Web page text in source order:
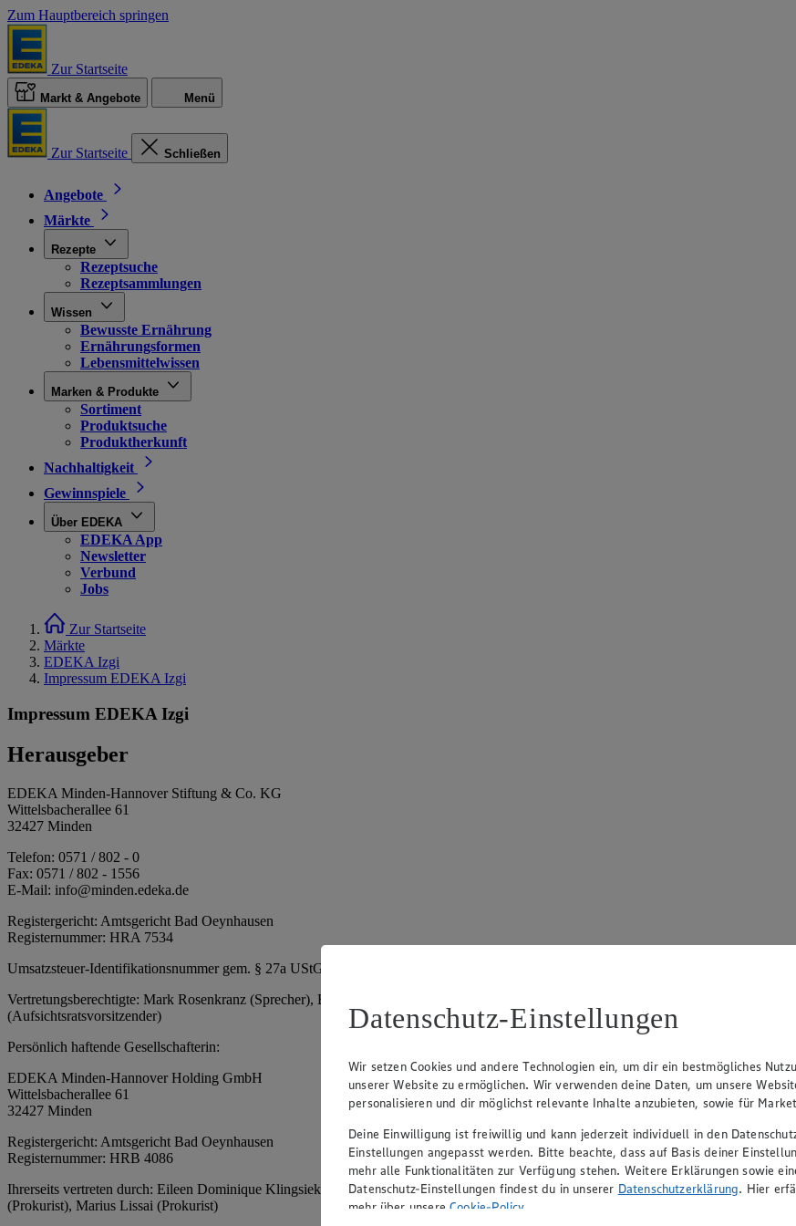
Zum Hauptbereich springen
Zur Startseite
Markt & Angebote Menü
Zur Startseite Schließen
Angebote
Märkte
Rezepte
Rezeptsuche
Rezeptsammlungen
Wissen
Bewusste Ernährung
Ernährungsformen
Lebensmittelwissen
Marken & Produkte
Sortiment
Produktsuche
Produktherkunft
Nachhaltigkeit
Gewinnspiele
Über EDEKA
EDEKA App
Newsletter
Verbund
Jobs
Zur Startseite
Märkte
EDEKA Izgi
Impressum EDEKA Izgi
Impressum EDEKA Izgi
Herausgeber
EDEKA Minden-Hannover Stiftung & Co. KG
Wittelsbacherallee 61
32427 Minden
Telefon: 0571 / 802 - 0
Fax: 0571 / 802 - 1556
E-Mail: info@minden.edeka.de
Registergericht: Amtsgericht Bad Oeynhausen
Registernummer: HRA 7534
Umsatzsteuer-Identifikationsnummer gem. § 27a UStG: DE 266067317
Vertretungsberechtigte: Mark Rosenkranz (Sprecher), Eileen Dominique Klingsiek (Vorstandsmitglied), Ulf-U. Plath
(Aufsichtsratsvorsitzender)
Persönlich haftende Gesellschafterin:
EDEKA Minden-Hannover Holding GmbH
Wittelsbacherallee 61
32427 Minden
Registergericht: Amtsgericht Bad Oeynhausen
Registernummer: HRB 4086
Ihrerseits vertreten durch: Eileen Dominique Klingsiek (Geschäftsführerin), Mark Rosenkranz (Geschäftsführer), Ulf-U. Plath
(Prokurist), Marius Lissai (Prokurist)
Datenschutz-Einstellungen
Wir setzen Cookies und andere Technologien ein, um dir ein bestmögliches
unserer Website zu ermöglichen. Wir verwenden deine Daten, um unsere
personalisieren und dir möglichst relevante Inhalte anzubieten, sowie für
Deine Einwilligung ist freiwillig und kann jederzeit individuell in den
Einstellungen angepasst werden. Bitte beachte, dass auf Basis deiner
mehr alle Funktionalitäten zur Verfügung stehen. Weitere Erklärungen sowie
Datenschutz-Einstellungen findest du in unserer Datenschutzerklärung. Hier
mehr über unsereCookie-Policy.